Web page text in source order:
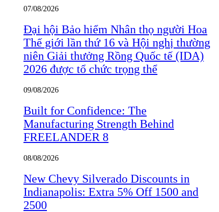
07/08/2026
Đại hội Bảo hiểm Nhân thọ người Hoa
Thế giới lần thứ 16 và Hội nghị thường
niên Giải thưởng Rồng Quốc tế (IDA)
2026 được tổ chức trọng thể
09/08/2026
Built for Confidence: The
Manufacturing Strength Behind
FREELANDER 8
08/08/2026
New Chevy Silverado Discounts in
Indianapolis: Extra 5% Off 1500 and
2500